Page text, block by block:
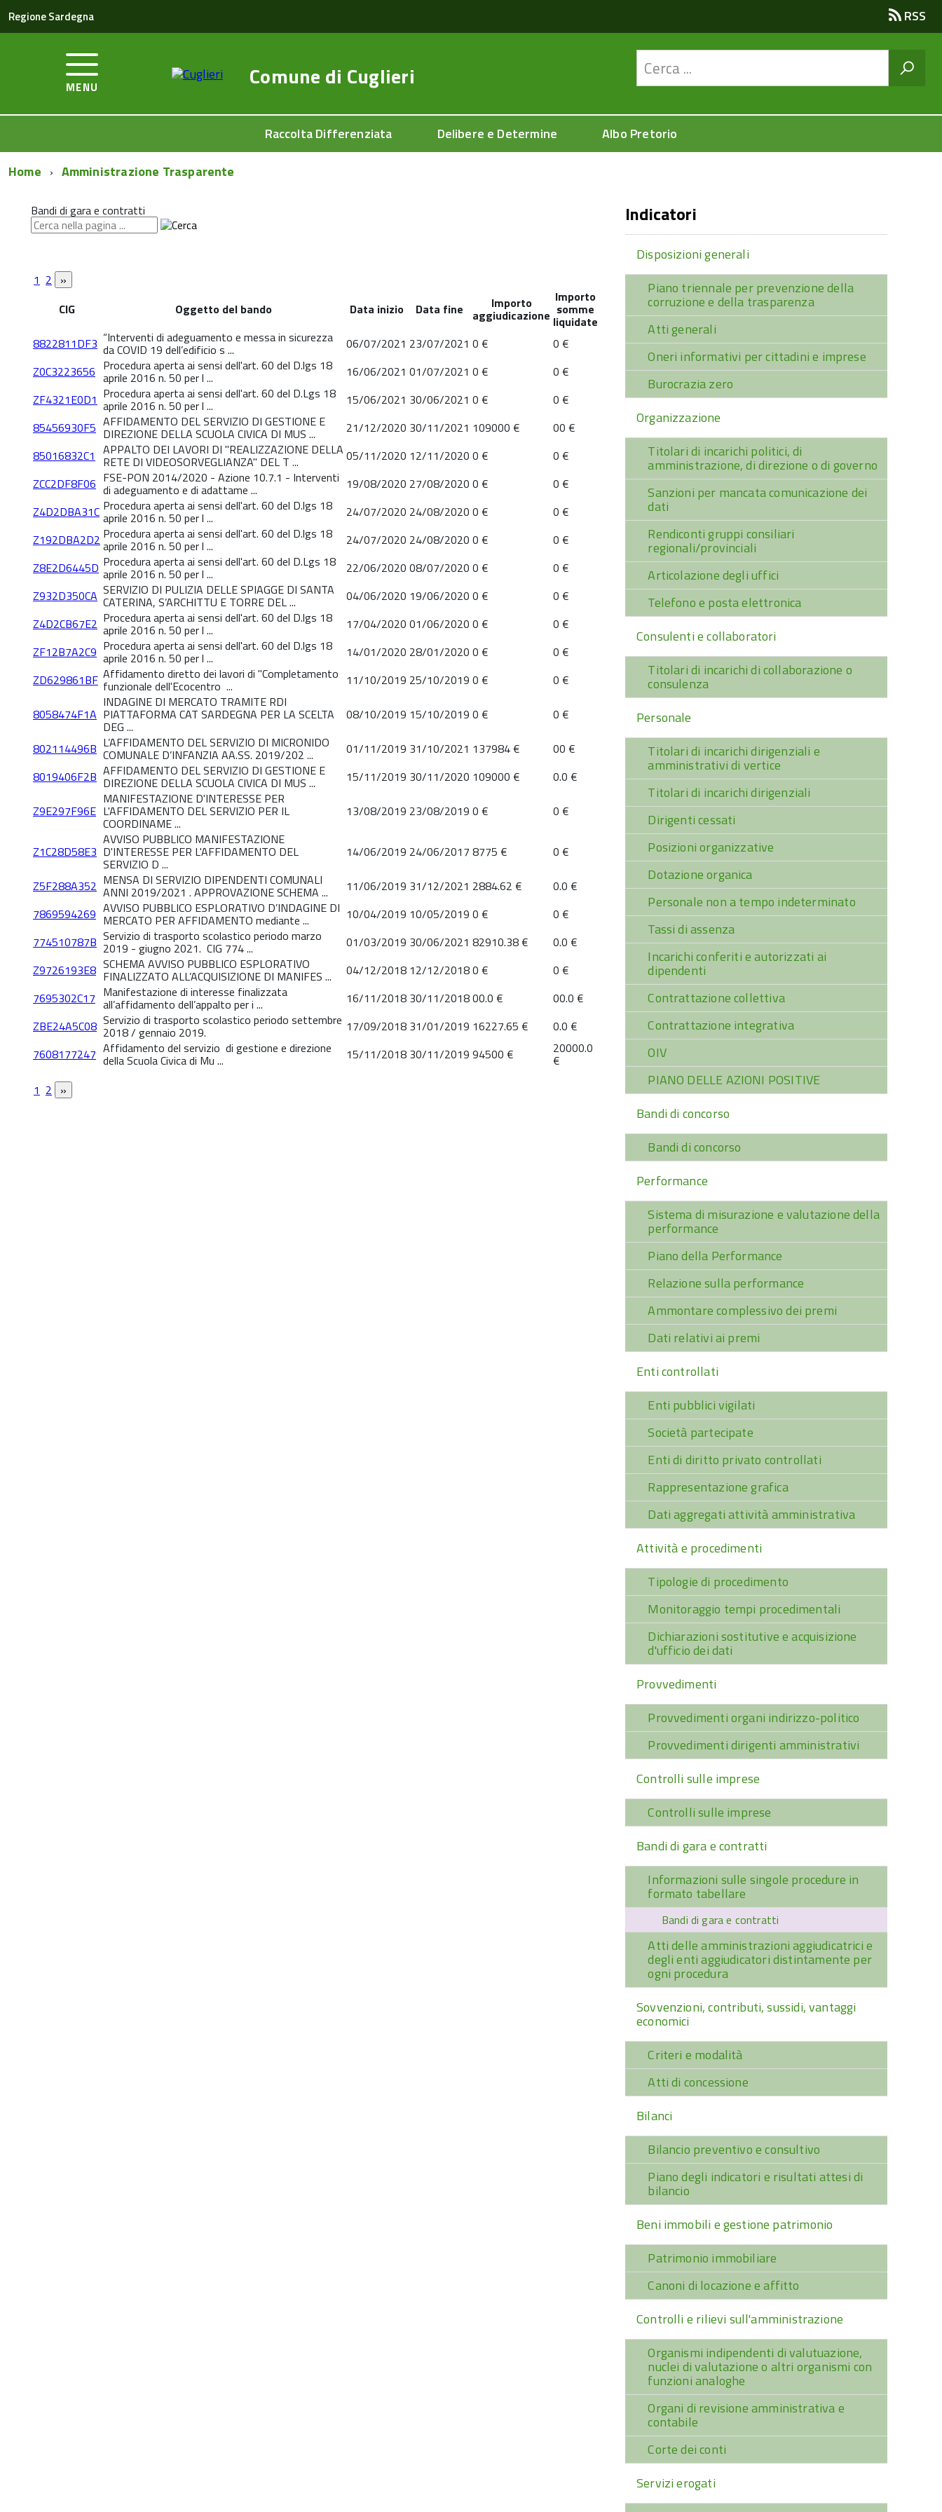
Regione Sardegna RSS
MENU Comune di Cuglieri
Raccolta Differenziata Delibere e Determine
Albo Pretorio
Home
Amministrazione Trasparente
Bandi di gara e contratti
1 2
CIG
Oggetto del bando Data inizio Data fine Importo
aggiudicazione
Importo
somme
liquidate
8822811DF3 “Interventi di adeguamento e messa in sicurezza
da COVID 19 dell’edificio s ... 06/07/2021 23/07/2021 0 €
0 €
Z0C3223656 Procedura aperta ai sensi dell'art. 60 del D.lgs 18
aprile 2016 n. 50 per l ... 16/06/2021 01/07/2021 0 €
0 €
ZF4321E0D1 Procedura aperta ai sensi dell'art. 60 del D.Lgs 18
aprile 2016 n. 50 per l ... 15/06/2021 30/06/2021 0 €
0 €
85456930F5 AFFIDAMENTO DEL SERVIZIO DI GESTIONE E
DIREZIONE DELLA SCUOLA CIVICA DI MUS ... 21/12/2020 30/11/2021 109000 €
00 €
85016832C1 APPALTO DEI LAVORI DI "REALIZZAZIONE DELLA
RETE DI VIDEOSORVEGLIANZA" DEL T ... 05/11/2020 12/11/2020 0 €
0 €
ZCC2DF8F06 FSE-PON 2014/2020 - Azione 10.7.1 - Interventi
di adeguamento e di adattame ... 19/08/2020 27/08/2020 0 €
0 €
Z4D2DBA31C Procedura aperta ai sensi dell'art. 60 del D.lgs 18
aprile 2016 n. 50 per l ... 24/07/2020 24/08/2020 0 €
0 €
Z192DBA2D2 Procedura aperta ai sensi dell'art. 60 del D.lgs 18
aprile 2016 n. 50 per l ... 24/07/2020 24/08/2020 0 €
0 €
Z8E2D6445D Procedura aperta ai sensi dell'art. 60 del D.Lgs 18
aprile 2016 n. 50 per l ... 22/06/2020 08/07/2020 0 €
0 €
Z932D350CA SERVIZIO DI PULIZIA DELLE SPIAGGE DI SANTA
CATERINA, S’ARCHITTU E TORRE DEL ... 04/06/2020 19/06/2020 0 €
0 €
Z4D2CB67E2 Procedura aperta ai sensi dell'art. 60 del D.lgs 18
aprile 2016 n. 50 per l ... 17/04/2020 01/06/2020 0 €
0 €
ZF12B7A2C9 Procedura aperta ai sensi dell'art. 60 del D.lgs 18
aprile 2016 n. 50 per l ... 14/01/2020 28/01/2020 0 €
0 €
ZD629861BF Affidamento diretto dei lavori di "Completamento
funzionale dell'Ecocentro ... 11/10/2019 25/10/2019 0 € 0 €
8058474F1A
INDAGINE DI MERCATO TRAMITE RDI
PIATTAFORMA CAT SARDEGNA PER LA SCELTA
DEG ...
08/10/2019 15/10/2019 0 € 0 €
802114496B L’AFFIDAMENTO DEL SERVIZIO DI MICRONIDO
COMUNALE D’INFANZIA AA.SS. 2019/202 ... 01/11/2019 31/10/2021 137984 €
00 €
8019406F2B AFFIDAMENTO DEL SERVIZIO DI GESTIONE E
DIREZIONE DELLA SCUOLA CIVICA DI MUS ... 15/11/2019 30/11/2020 109000 € 0.0 €
Z9E297F96E
MANIFESTAZIONE D'INTERESSE PER
L'AFFIDAMENTO DEL SERVIZIO PER IL
COORDINAME ...
13/08/2019 23/08/2019 0 € 0 €
Z1C28D58E3
AVVISO PUBBLICO MANIFESTAZIONE
D'INTERESSE PER L'AFFIDAMENTO DEL
SERVIZIO D ...
14/06/2019 24/06/2017 8775 € 0 €
Z5F288A352 MENSA DI SERVIZIO DIPENDENTI COMUNALI
ANNI 2019/2021 . APPROVAZIONE SCHEMA ... 11/06/2019 31/12/2021 2884.62 €
0.0 €
7869594269 AVVISO PUBBLICO ESPLORATIVO D’INDAGINE DI
MERCATO PER AFFIDAMENTO mediante ... 10/04/2019 10/05/2019 0 €
0 €
774510787B Servizio di trasporto scolastico periodo marzo
2019 - giugno 2021. CIG 774 ... 01/03/2019 30/06/2021 82910.38 €
0.0 €
Z9726193E8 SCHEMA AVVISO PUBBLICO ESPLORATIVO
FINALIZZATO ALL’ACQUISIZIONE DI MANIFES ... 04/12/2018 12/12/20180 €
0 €
7695302C17 Manifestazione di interesse finalizzata
all’affidamento dell’appalto per i ... 16/11/2018 30/11/201800.0 €
00.0 €
ZBE24A5C08 Servizio di trasporto scolastico periodo settembre
2018 / gennaio 2019. 17/09/2018 31/01/2019 16227.65 €
0.0 €
7608177247 Affidamento del servizio di gestione e direzione
della Scuola Civica di Mu ... 15/11/2018 30/11/2019 94500 € 20000.0
€
1 2
Indicatori
Disposizioni generali
Piano triennale per prevenzione della
corruzione e della trasparenza
Atti generali
Oneri informativi per cittadini e imprese
Burocrazia zero
Organizzazione
Titolari di incarichi politici, di
amministrazione, di direzione o di governo
Sanzioni per mancata comunicazione dei
dati
Rendiconti gruppi consiliari
regionali/provinciali
Articolazione degli uffici
Telefono e posta elettronica
Consulenti e collaboratori
Titolari di incarichi di collaborazione o
consulenza
Personale
Titolari di incarichi dirigenziali e
amministrativi di vertice
Titolari di incarichi dirigenziali
Dirigenti cessati
Posizioni organizzative
Dotazione organica
Personale non a tempo indeterminato
Tassi di assenza
Incarichi conferiti e autorizzati ai
dipendenti
Contrattazione collettiva
Contrattazione integrativa
OIV
PIANO DELLE AZIONI POSITIVE
Bandi di concorso
Bandi di concorso
Performance
Sistema di misurazione e valutazione della
performance
Piano della Performance
Relazione sulla performance
Ammontare complessivo dei premi
Dati relativi ai premi
Enti controllati
Enti pubblici vigilati
Società partecipate
Enti di diritto privato controllati
Rappresentazione grafica
Dati aggregati attività amministrativa
Attività e procedimenti
Tipologie di procedimento
Monitoraggio tempi procedimentali
Dichiarazioni sostitutive e acquisizione
d'ufficio dei dati
Provvedimenti
Provvedimenti organi indirizzo-politico
Provvedimenti dirigenti amministrativi
Controlli sulle imprese
Controlli sulle imprese
Bandi di gara e contratti
Informazioni sulle singole procedure in
formato tabellare
Bandi di gara e contratti
Atti delle amministrazioni aggiudicatrici e
degli enti aggiudicatori distintamente per
ogni procedura
Sovvenzioni, contributi, sussidi, vantaggi
economici
Criteri e modalità
Atti di concessione
Bilanci
Bilancio preventivo e consultivo
Piano degli indicatori e risultati attesi di
bilancio
Beni immobili e gestione patrimonio
Patrimonio immobiliare
Canoni di locazione e affitto
Controlli e rilievi sull'amministrazione
Organismi indipendenti di valutuazione,
nuclei di valutazione o altri organismi con
funzioni analoghe
Organi di revisione amministrativa e
contabile
Corte dei conti
Servizi erogati